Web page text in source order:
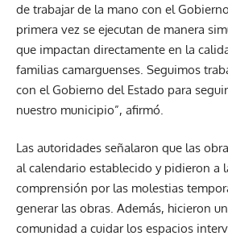
de trabajar de la mano con el
primera vez se ejecutan de manera
que impactan directamente en la
familias camarguenses. Seguimos
con el Gobierno del Estado para
nuestro municipio”, afirmó.
Las autoridades señalaron que las
al calendario establecido y pidieron a
comprensión por las molestias
generar las obras. Además, hicieron
comunidad a cuidar los espacios